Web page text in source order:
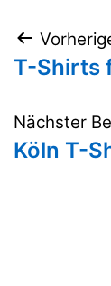
T-Shirts
Nächster
Köln T-